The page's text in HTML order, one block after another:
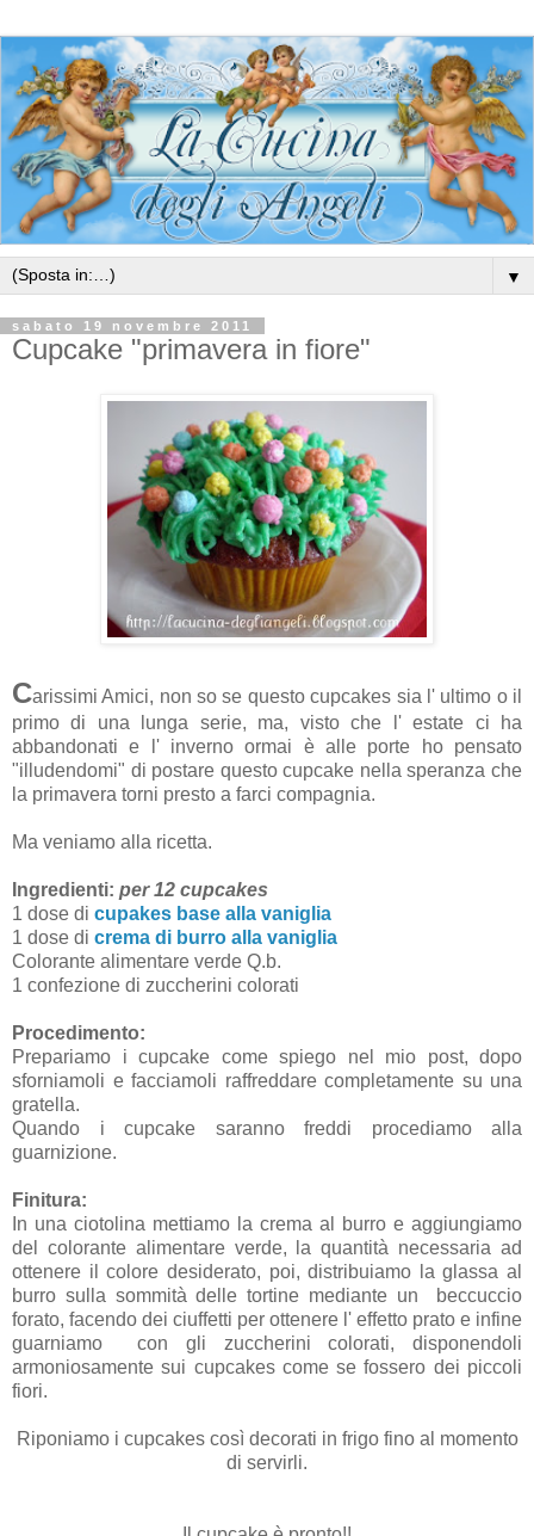
▼
sabato 19 novembre 2011
Cupcake "primavera in fiore"
Carissimi Amici, non so se questo cupcakes sia l' ultimo o il
primo di una lunga serie, ma, visto che l' estate ci ha
abbandonati e l' inverno ormai è alle porte ho pensato
"illudendomi" di postare questo cupcake nella speranza che
la primavera torni presto a farci compagnia.
Ma veniamo alla ricetta.
Ingredienti: per 12 cupcakes
1 dose di cupakes base alla vaniglia
1 dose di crema di burro alla vaniglia
Colorante alimentare verde Q.b.
1 confezione di zuccherini colorati
Procedimento:
Prepariamo i cupcake come spiego nel mio post, dopo
sforniamoli e facciamoli raffreddare completamente su una
gratella.
Quando i cupcake saranno freddi procediamo alla
guarnizione.
Finitura:
In una ciotolina mettiamo la crema al burro e aggiungiamo
del colorante alimentare verde, la quantità necessaria ad
ottenere il colore desiderato, poi, distribuiamo la glassa al
burro sulla sommità delle tortine mediante un beccuccio
forato, facendo dei ciuffetti per ottenere l' effetto prato e infine
guarniamo con gli zuccherini colorati, disponendoli
armoniosamente sui cupcakes come se fossero dei piccoli
fiori.
Riponiamo i cupcakes così decorati in frigo fino al momento
di servirli.